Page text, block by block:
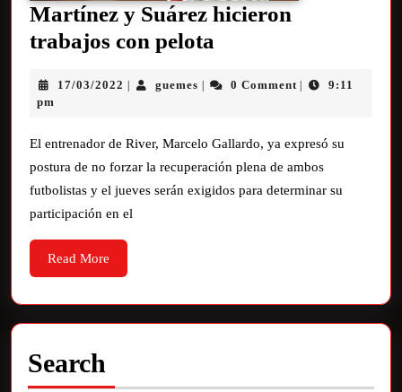
Martínez y Suárez hicieron
trabajos con pelota
17/03/2022 | guemes | 0 Comment |
9:11
pm
El entrenador de River, Marcelo Gallardo, ya expresó su
postura de no forzar la recuperación plena de ambos
futbolistas y el jueves serán exigidos para determinar su
participación en el
Read More
Search